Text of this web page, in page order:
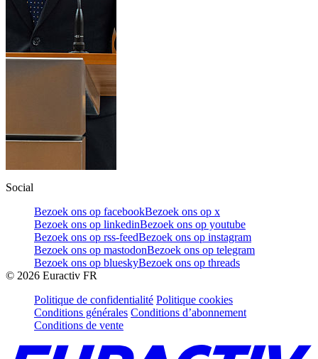
Social
Bezoek ons op facebookBezoek ons op x
Bezoek ons op linkedinBezoek ons op youtube
Bezoek ons op rss-feedBezoek ons op instagram
Bezoek ons op mastodonBezoek ons op telegram
Bezoek ons op blueskyBezoek ons op threads
© 2026 Euractiv FR
Politique de confidentialité Politique cookies
Conditions générales Conditions d’abonnement
Conditions de vente